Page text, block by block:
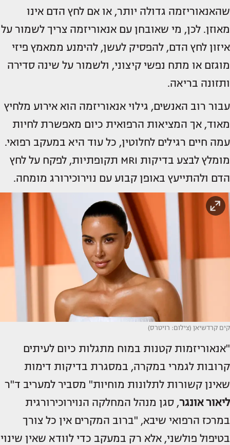
שהאנאוריזמה גדולה יותר, או אם לחץ הדם אינו
מאוזן. לכן, מי שאובחן עם אנאוריזמה צריך לשמור על
איזון לחץ הדם, להפסיק לעשן, להימנע ממאמץ פיזי
מוגזם או מתח נפשי קיצוני, ולשמור על שינה סדירה
ותזונה בריאה.
עבור רוב האנשים, גילוי אנאוריזמה הוא אירוע מלחיץ
מאוד, אך המציאות הרפואית כיום מאפשרת לחיות
עמה חיים רגילים לחלוטין, כל עוד היא במעקב רפואי.
מומלץ לבצע בדיקות MRI תקופתיות, לפקח על לחץ
הדם ולהתייעץ באופן קבוע עם נוירוכירורג מומחה.
קים קרדשיאן (צילום: רויטרס)
"אנאוריזמות קטנות במוח מתגלות כיום לעיתים
קרובות לגמרי במקרה, במסגרת בדיקות דימות
שאינן קשורות לתלונות מוחיות" מסביר למעריב ד"ר
ליאור אונגר, סגן מנהל המחלקה הנוירוכירורגית
במרכז הרפואי שיבא, "ברוב המקרים אין כל צורך
בטיפול פולשני, אלא רק במעקב כדי לוודא שאין שינוי